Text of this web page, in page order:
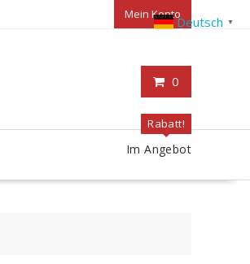
Mein Konto
0
Rabatt!
Im Angebot
Deutsch ▼